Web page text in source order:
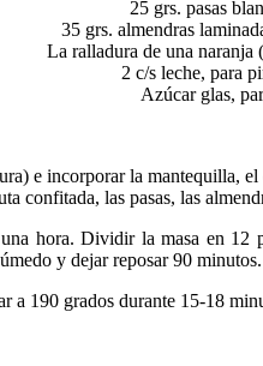
25 grs. pasas
35 grs. almendras
La ralladura de una naranja
2 c/s leche, para
Azúcar glas,
e incorporar la mantequilla,
confitada, las pasas, las
hora. Dividir la masa en
y dejar reposar 90 minutos.
190 grados durante 15-18